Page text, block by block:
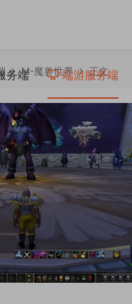
务端 端游服务端
M-魔兽世界 正文